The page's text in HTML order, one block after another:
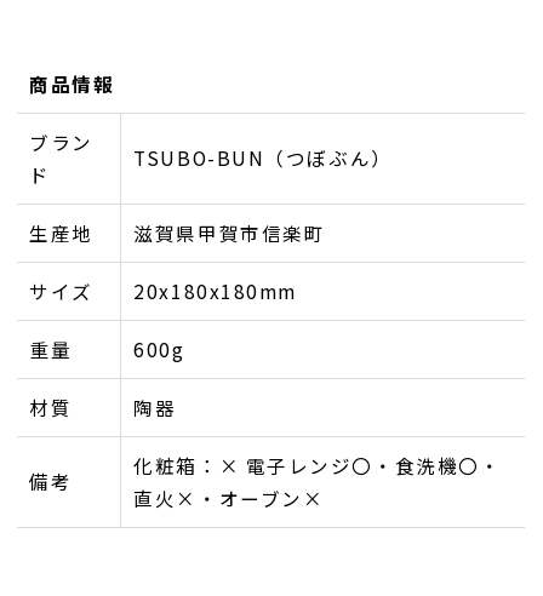
商品情報
ブラン
ド
TSUBO-BUN（つぼぶん）
生産地 滋賀県甲賀市信楽町
サイズ 20x180x180mm
重量 600g
材質 陶器
備考
化粧箱：× 電子レンジ〇・食洗機〇・
直火×・オーブン×